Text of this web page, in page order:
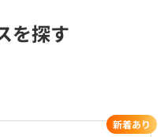
を探す
新着あり